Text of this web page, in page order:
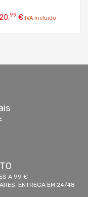
20,99 € IVA Incluido
A 99 €
ENTREGA EM 24/48